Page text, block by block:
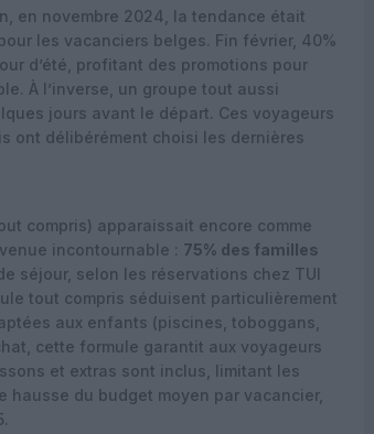
en novembre 2024, la tendance était
les vacanciers belges. Fin février, 40%
d’été, profitant des promotions pour
À l’inverse, un groupe tout aussi
jours avant le départ. Ces voyageurs
ont délibérément choisi les dernières
compris) apparaissait encore comme
incontournable : 75% des familles
séjour, selon les réservations chez TUI
tout compris séduisent particulièrement
aux enfants (piscines, toboggans,
cette formule garantit aux voyageurs
et extras sont inclus, limitant les
hausse du budget moyen par vacancier,